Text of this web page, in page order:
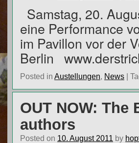
Samstag, 20.
eine Performance
im Pavillon vor der
Berlin
Posted in Austellungen, News |
OUT NOW: The
authors
Posted on 10. August 2011 by